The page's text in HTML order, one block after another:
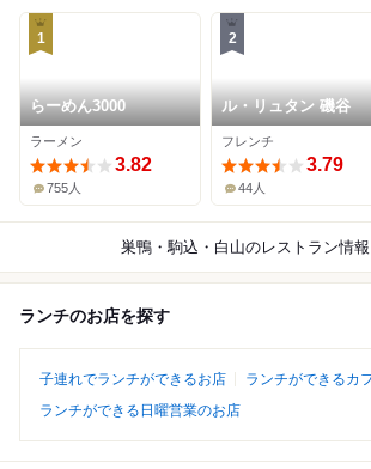
1
らーめん3000
ラーメン
3.82
755人
2
ル・リュタン 磯谷
フレンチ
3.79
44人
巣鴨・駒込・白山のレストラン情
ランチのお店を探す
子連れでランチができるお店
ランチができるカ
ランチができる日曜営業のお店